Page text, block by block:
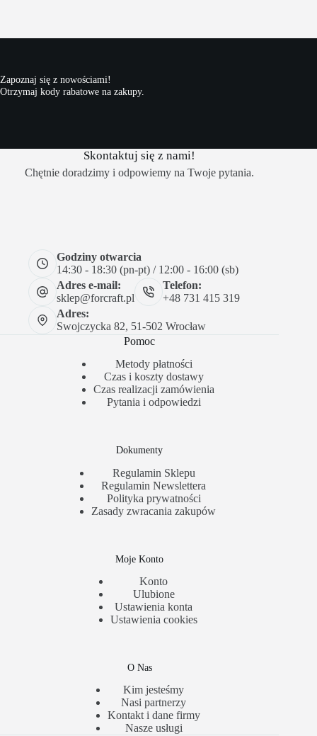
Zapoznaj się z nowościami!
Otrzymaj kody rabatowe na zakupy.
Skontaktuj się z nami!
Chętnie doradzimy i odpowiemy na Twoje pytania.
Godziny otwarcia
14:30 - 18:30 (pn-pt) / 12:00 - 16:00 (sb)
Adres e-mail:
sklep@forcraft.pl
Telefon:
+48 731 415 319
Adres:
Swojczycka 82, 51-502 Wrocław
Pomoc
Metody płatności
Czas i koszty dostawy
Czas realizacji zamówienia
Pytania i odpowiedzi
Dokumenty
Regulamin Sklepu
Regulamin Newslettera
Polityka prywatności
Zasady zwracania zakupów
Moje Konto
Konto
Ulubione
Ustawienia konta
Ustawienia cookies
O Nas
Kim jesteśmy
Nasi partnerzy
Kontakt i dane firmy
Nasze usługi